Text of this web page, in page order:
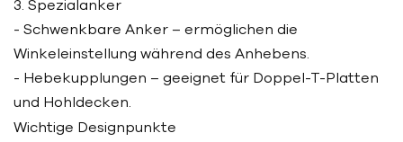
3. Spezialanker
- Schwenkbare Anker – ermöglichen die
Winkeleinstellung während des Anhebens.
- Hebekupplungen – geeignet für Doppel-T-Platten
und Hohldecken.
Wichtige Designpunkte